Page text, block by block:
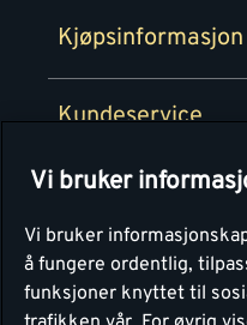
Kjøpsinformasjon
Kundeservice
Montér
Personvern
Vi bruker
Vi bruker
å fungere ordentlig,
funksjoner knyttet til